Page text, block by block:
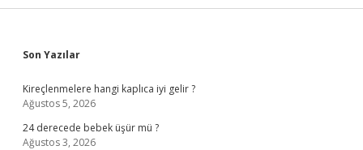
Sidebar
Son Yazılar
Kireçlenmelere hangi kaplıca iyi gelir ?
Ağustos 5, 2026
24 derecede bebek üşür mü ?
Ağustos 3, 2026